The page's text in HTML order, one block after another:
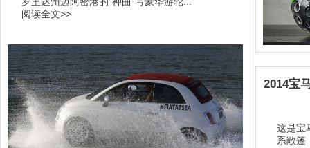
阅读全文>>
2014宝
这是宝
系敞篷